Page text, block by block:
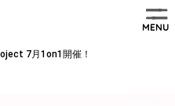
MENU
7月1on1開催！